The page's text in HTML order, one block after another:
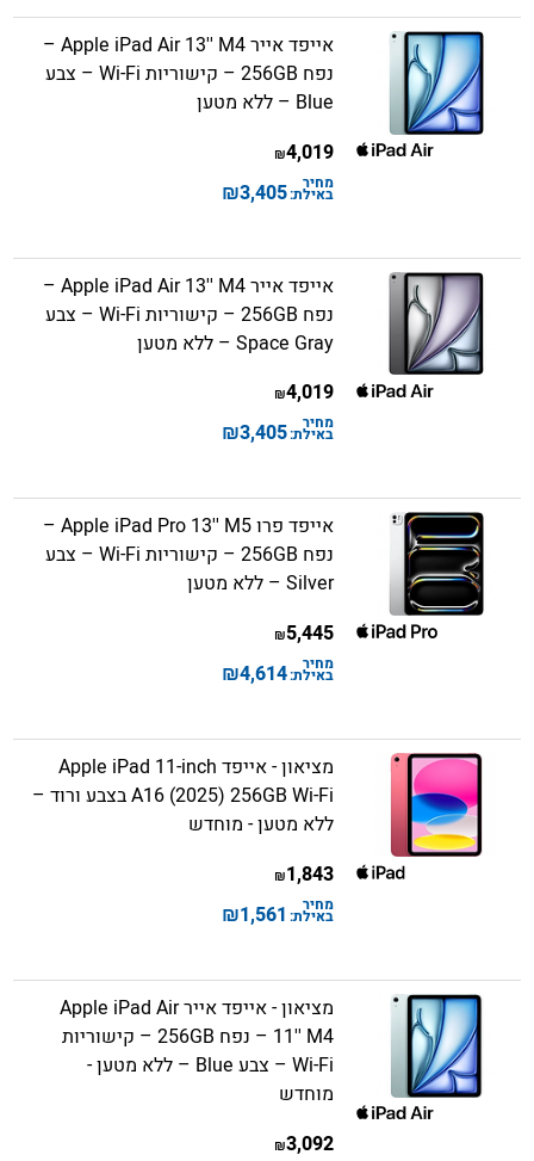
אייפד אייר Apple iPad Air 13'' M4 –
נפח 256GB – קישוריות Wi-Fi – צבע
Blue – ללא מטען
4,019
₪
מחיר
באילת:3,405
₪
אייפד אייר Apple iPad Air 13'' M4 –
נפח 256GB – קישוריות Wi-Fi – צבע
Space Gray – ללא מטען
4,019
₪
מחיר
באילת:3,405
₪
אייפד פרו Apple iPad Pro 13'' M5 –
נפח 256GB – קישוריות Wi-Fi – צבע
Silver – ללא מטען
5,445
₪
מחיר
באילת:4,614
₪
מציאון - אייפד Apple iPad 11-inch
A16 (2025) 256GB Wi-Fi בצבע ורוד –
ללא מטען - מוחדש
1,843
₪
מחיר
באילת: 1,561
₪
מציאון - אייפד אייר Apple iPad Air
11'' M4 – נפח 256GB – קישוריות
Wi-Fi – צבע Blue – ללא מטען -
מוחדש
3,092
₪